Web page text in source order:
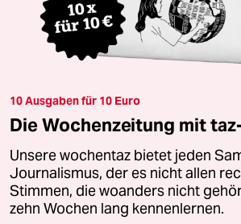
10 Ausgaben für 10 Euro
Die Wochenzeitung mit
Unsere wochentaz bietet jeden
Journalismus, der es nicht allen
Stimmen, die woanders nicht
zehn Wochen lang kennenlernen.